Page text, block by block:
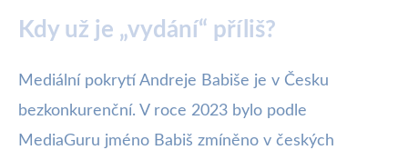
Kdy už je „vydání“ příliš?
Mediální pokrytí Andreje Babiše je v Česku
bezkonkurenční. V roce 2023 bylo podle
MediaGuru jméno Babiš zmíněno v českých